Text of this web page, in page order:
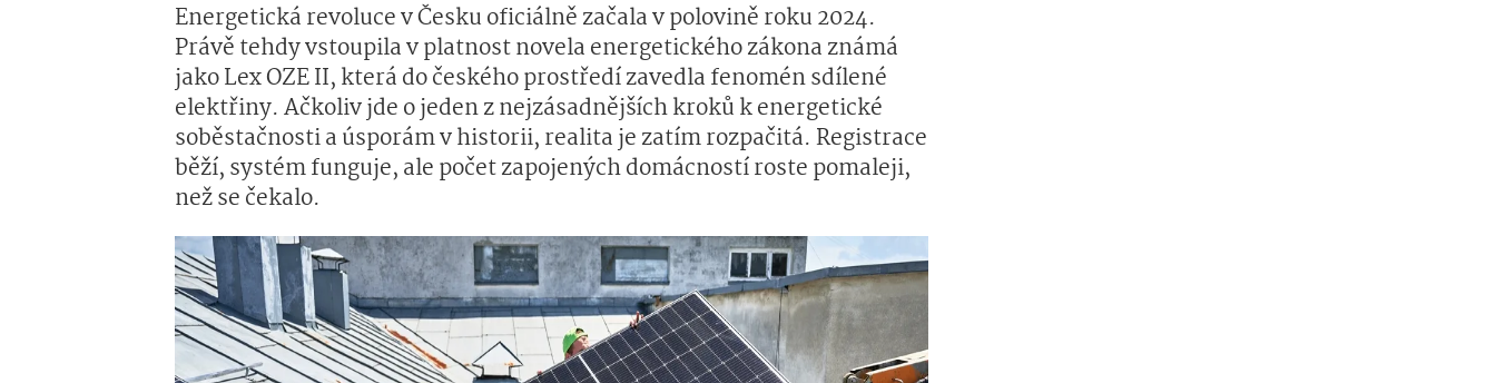
Energetická revoluce v Česku oficiálně začala v polovině roku 2024.
Právě tehdy vstoupila v platnost novela energetického zákona známá
jako Lex OZE II, která do českého prostředí zavedla fenomén sdílené
elektřiny. Ačkoliv jde o jeden z nejzásadnějších kroků k energetické
soběstačnosti a úsporám v historii, realita je zatím rozpačitá. Registrace
běží, systém funguje, ale počet zapojených domácností roste pomaleji,
než se čekalo.